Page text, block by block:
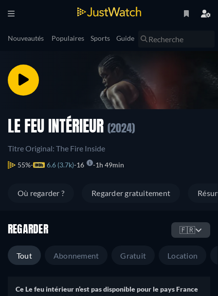
Nouveautés Populaires Sports Guide
LE FEU INTÉRIEUR (2024)
Titre Original: The Fire Inside
55% 6.6 (3.7k) 16 1h 49min
Où regarder ? Regarder gratuitement
REGARDER 🇫🇷
Tout Abonnement Gratuit Location
Ce Le feu intérieur n’est pas disponible pour le pays France